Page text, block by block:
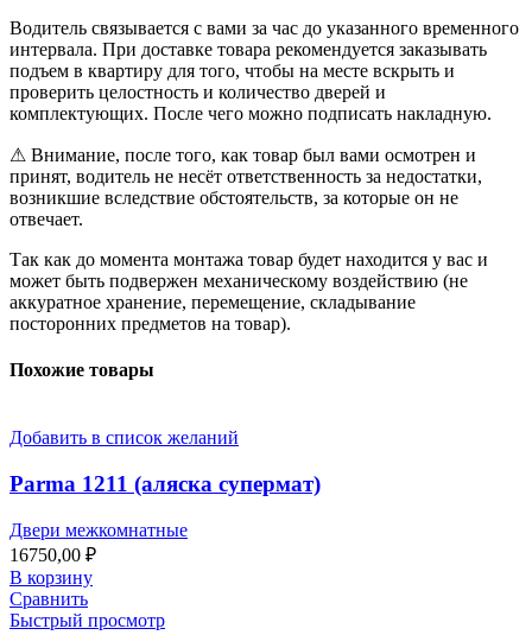
Водитель связывается с вами за час до указанного временного
интервала. При доставке товара рекомендуется заказывать
подъем в квартиру для того, чтобы на месте вскрыть и
проверить целостность и количество дверей и
комплектующих. После чего можно подписать накладную.
⚠ Внимание, после того, как товар был вами осмотрен и
принят, водитель не несёт ответственность за недостатки,
возникшие вследствие обстоятельств, за которые он не
отвечает.
Так как до момента монтажа товар будет находится у вас и
может быть подвержен механическому воздействию (не
аккуратное хранение, перемещение, складывание
посторонних предметов на товар).
Похожие товары
Добавить в список желаний
Parma 1211 (аляска супермат)
Двери межкомнатные
16750,00 ₽
В корзину
Сравнить
Быстрый просмотр